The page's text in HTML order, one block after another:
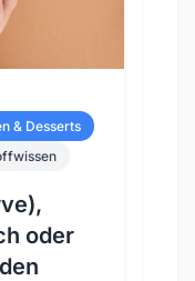
& Desserts
oder